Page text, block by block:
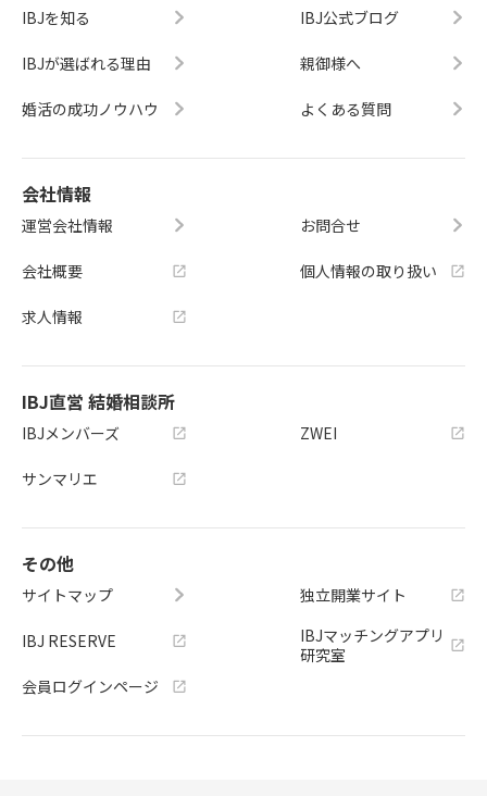
IBJを知る
IBJが選ばれる理由
婚活の成功ノウハウ
IBJ公式ブログ
親御様へ
よくある質問
会社情報
運営会社情報
会社概要
求人情報
お問合せ
個人情報の取り扱い
IBJ直営 結婚相談所
IBJメンバーズ
サンマリエ
ZWEI
その他
サイトマップ
IBJ RESERVE
会員ログインページ
独立開業サイト
IBJマッチングアプリ
研究室